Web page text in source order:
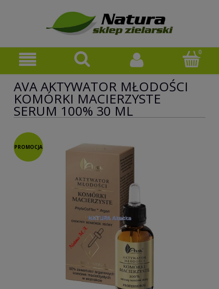
AVA AKTYWATOR MŁODOŚCI
KOMÓRKI MACIERZYSTE
SERUM 100% 30 ML
PROMOCJA